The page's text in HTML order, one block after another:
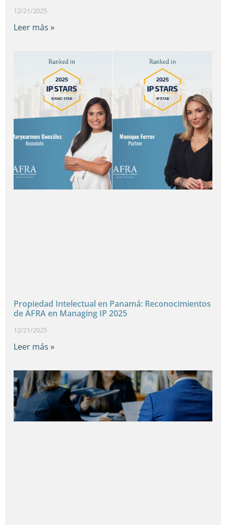
12/21/2025
Leer más »
Propiedad Intelectual en Panamá: Reconocimientos
de AFRA en Managing IP 2025
12/21/2025
Leer más »